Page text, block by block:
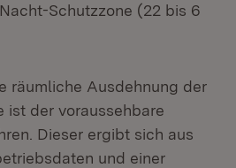
Schutzzone (22 bis 6
räumliche Ausdehnung der
ist der voraussehbare
Dieser ergibt sich aus
und einer